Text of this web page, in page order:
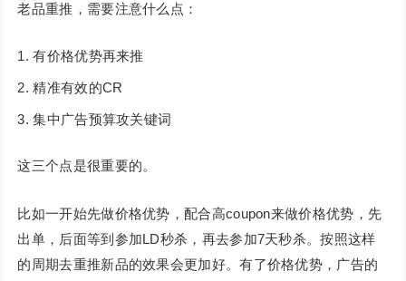
老品重推，需要注意什么点：
有价格优势再来推
精准有效的CR
集中广告预算攻关键词
这三个点是很重要的。
比如一开始先做价格优势，配合高coupon来做价格优势，先
出单，后面等到参加LD秒杀，再去参加7天秒杀。按照这样
的周期去重推新品的效果会更加好。有了价格优势，广告的